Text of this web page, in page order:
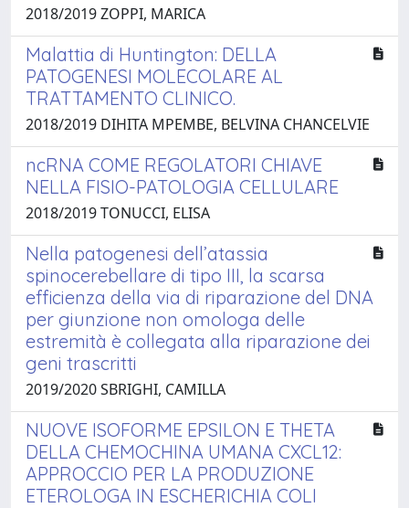
2018/2019 ZOPPI, MARICA
Malattia di Huntington: DELLA
PATOGENESI MOLECOLARE AL
TRATTAMENTO CLINICO.
2018/2019 DIHITA MPEMBE, BELVINA CHANCELVIE
ncRNA COME REGOLATORI CHIAVE
NELLA FISIO-PATOLOGIA CELLULARE
2018/2019 TONUCCI, ELISA
Nella patogenesi dell’atassia
spinocerebellare di tipo III, la scarsa
efficienza della via di riparazione del DNA
per giunzione non omologa delle
estremità è collegata alla riparazione dei
geni trascritti
2019/2020 SBRIGHI, CAMILLA
NUOVE ISOFORME EPSILON E THETA
DELLA CHEMOCHINA UMANA CXCL12:
APPROCCIO PER LA PRODUZIONE
ETEROLOGA IN ESCHERICHIA COLI